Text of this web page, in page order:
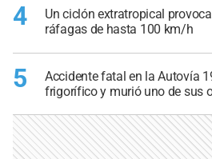
4
Un ciclón extratropical
ráfagas de hasta 100 km/h
5
Accidente fatal en la Autovía
frigorífico y murió uno de sus